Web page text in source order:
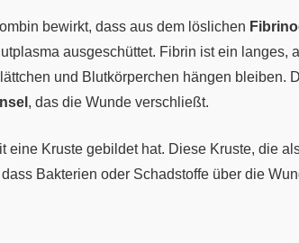
bewirkt, dass aus dem löslichen
ausgeschüttet. Fibrin ist ein langes,
und Blutkörperchen hängen bleiben.
, das die Wunde verschließt.
eine Kruste gebildet hat. Diese Kruste, die
Bakterien oder Schadstoffe über die